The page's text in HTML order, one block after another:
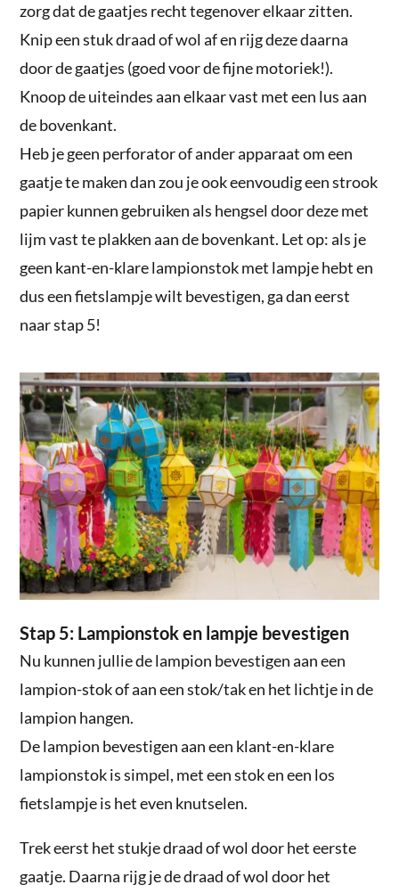
zorg dat de gaatjes recht tegenover elkaar zitten.
Knip een stuk draad of wol af en rijg deze daarna
door de gaatjes (goed voor de fijne motoriek!).
Knoop de uiteindes aan elkaar vast met een lus aan
de bovenkant.
Heb je geen perforator of ander apparaat om een
gaatje te maken dan zou je ook eenvoudig een strook
papier kunnen gebruiken als hengsel door deze met
lijm vast te plakken aan de bovenkant. Let op: als je
geen kant-en-klare lampionstok met lampje hebt en
dus een fietslampje wilt bevestigen, ga dan eerst
naar stap 5!
Stap 5: Lampionstok en lampje bevestigen
Nu kunnen jullie de lampion bevestigen aan een
lampion-stok of aan een stok/tak en het lichtje in de
lampion hangen.
De lampion bevestigen aan een klant-en-klare
lampionstok is simpel, met een stok en een los
fietslampje is het even knutselen.
Trek eerst het stukje draad of wol door het eerste
gaatje. Daarna rijg je de draad of wol door het